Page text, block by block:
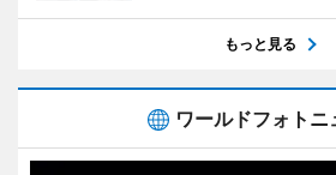
もっと見る
ワールドフォトニ